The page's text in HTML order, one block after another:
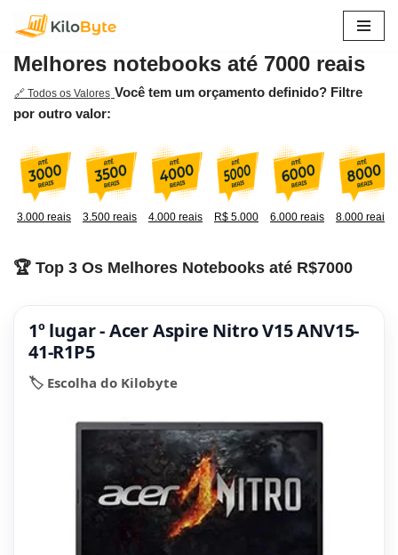
para
o
conteúdo
Melhores notebooks até 7000 reais
🔗 Todos os Valores Você tem um orçamento definido? Filtre
por outro valor:
3.000 reais 3.500 reais 4.000 reais R$ 5.000 6.000 reais 8.000 reais
🏆 Top 3 Os Melhores Notebooks até R$7000
1º lugar - Acer Aspire Nitro V15 ANV15-
41-R1P5
🏷️ Escolha do Kilobyte